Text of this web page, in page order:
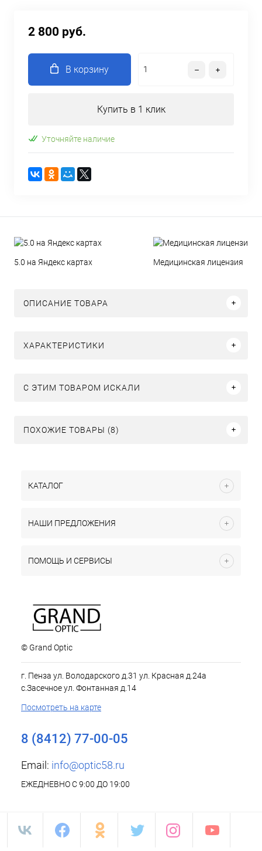
2 800 руб.
В корзину
Купить в 1 клик
Уточняйте наличие
5.0 на Яндекс картах Медицинская лицензия
ОПИСАНИЕ ТОВАРА
ХАРАКТЕРИСТИКИ
C ЭТИМ ТОВАРОМ ИСКАЛИ
ПОХОЖИЕ ТОВАРЫ (8)
КАТАЛОГ
НАШИ ПРЕДЛОЖЕНИЯ
ПОМОЩЬ И СЕРВИСЫ
© Grand Optic
г. Пенза ул. Володарского д.31 ул. Красная д.24а
с.Засечное ул. Фонтанная д.14
Посмотреть на карте
8 (8412) 77-00-05
Email: info@optic58.ru
ЕЖЕДНЕВНО С 9:00 ДО 19:00